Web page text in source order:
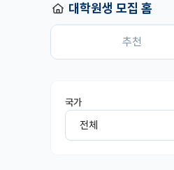
대학원생 모집 홈
추천
국가